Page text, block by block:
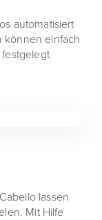
automatisiert
können einfach
lassen
Mit Hilfe